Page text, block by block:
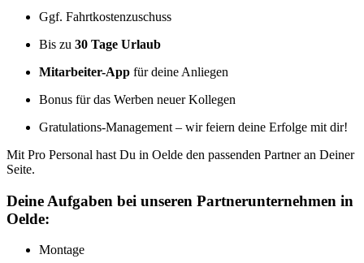
Ggf. Fahrtkostenzuschuss
Bis zu 30 Tage Urlaub
Mitarbeiter-App für deine Anliegen
Bonus für das Werben neuer Kollegen
Gratulations-Management – wir feiern deine Erfolge mit dir!
Mit Pro Personal hast Du in Oelde den passenden Partner an Deiner
Seite.
Deine Aufgaben bei unseren Partnerunternehmen in
Oelde:
Montage